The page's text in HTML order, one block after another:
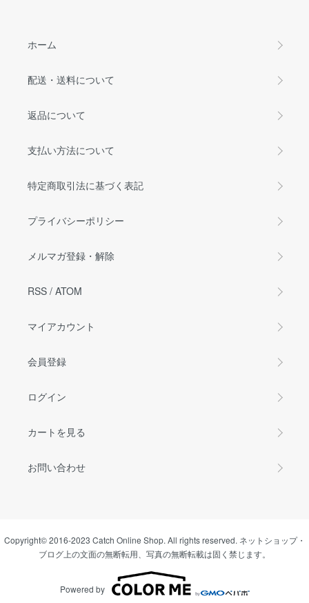
ホーム
配送・送料について
返品について
支払い方法について
特定商取引法に基づく表記
プライバシーポリシー
メルマガ登録・解除
RSS / ATOM
マイアカウント
会員登録
ログイン
カートを見る
お問い合わせ
Copyright© 2016-2023 Catch Online Shop. All rights reserved. ネットショップ・
ブログ上の文面の無断転用、写真の無断転載は固く禁じます。
Powered by